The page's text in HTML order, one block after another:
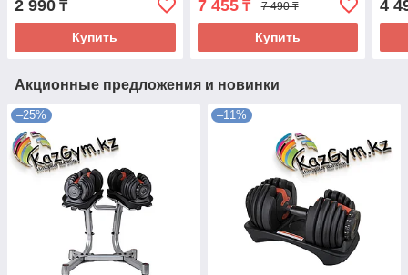
2 990 ₸
Купить
7 455₸ 7 490 ₸
Купить
4
Акционные предложения и новинки
–25% –11%